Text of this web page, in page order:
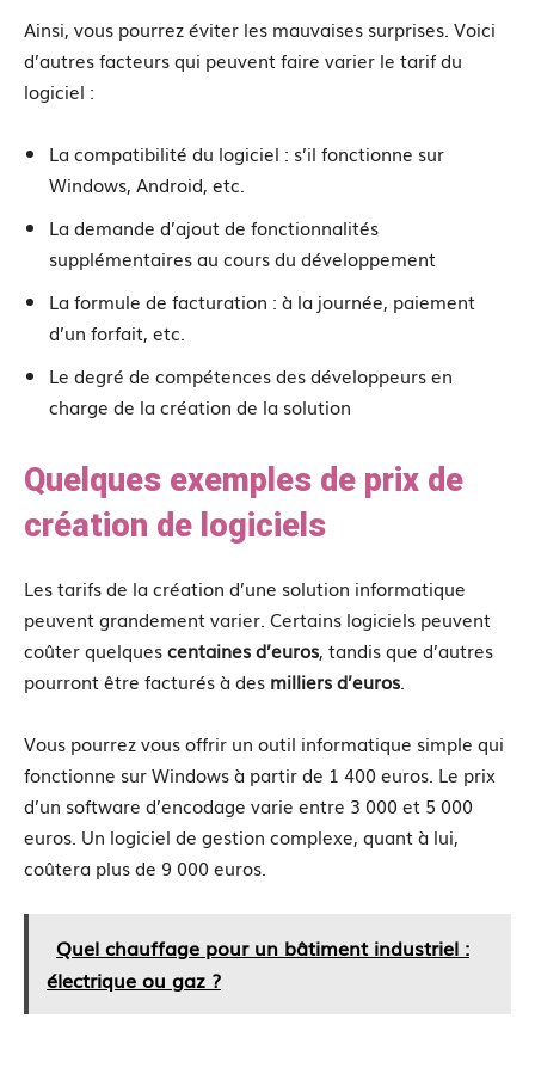
Ainsi, vous pourrez éviter les mauvaises surprises. Voici
d’autres facteurs qui peuvent faire varier le tarif du
logiciel :
La compatibilité du logiciel : s’il fonctionne sur
Windows, Android, etc.
La demande d’ajout de fonctionnalités
supplémentaires au cours du développement
La formule de facturation : à la journée, paiement
d’un forfait, etc.
Le degré de compétences des développeurs en
charge de la création de la solution
Quelques exemples de prix de
création de logiciels
Les tarifs de la création d’une solution informatique
peuvent grandement varier. Certains logiciels peuvent
coûter quelquescentaines d’euros, tandis que d’autres
pourront être facturés à des milliers d’euros.
Vous pourrez vous offrir un outil informatique simple qui
fonctionne sur Windows à partir de 1 400 euros. Le prix
d’un software d’encodage varie entre 3 000 et 5 000
euros. Un logiciel de gestion complexe, quant à lui,
coûtera plus de 9 000 euros.
Quel chauffage pour un bâtiment industriel :
électrique ou gaz ?